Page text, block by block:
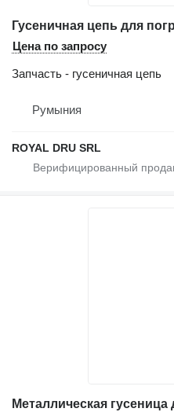
Цена по запросу
Запчасть - гусеничная цепь
Румыния
ROYAL DRU SRL